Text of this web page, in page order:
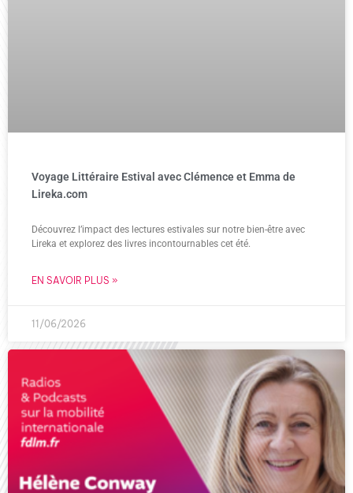
Voyage Littéraire Estival avec Clémence et Emma de
Lireka.com
Découvrez l’impact des lectures estivales sur notre bien-être avec
Lireka et explorez des livres incontournables cet été.
EN SAVOIR PLUS »
11/06/2026